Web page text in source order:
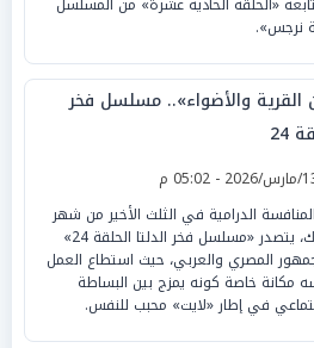
نرجس».
القرية والأضواء».. مسلسل فخر
24
الدرامية في الثلث الأخير من شهر
رمضان المبارك، يتصدر «مسلسل فخر الدلتا الحلقة 24»
المصري والعربي، حيث استطاع العمل
مكانة خاصة كونه يمزج بين البساطة
في إطار «لايت» محبب للنفس.